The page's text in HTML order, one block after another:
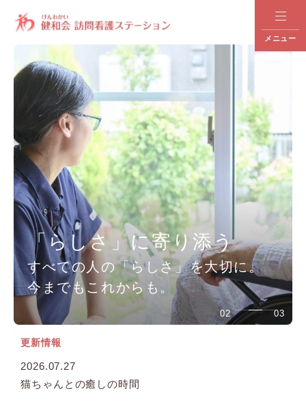
メニュー
02 03
「らしさ」に寄り添う
すべての人の「らしさ」を大切に。
今までもこれからも。
更新情報
2026.07.27
猫ちゃんとの癒しの時間